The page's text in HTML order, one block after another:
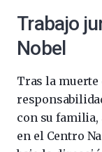
Trabajo
Nobel
Tras la
con su familia,
en el Centro